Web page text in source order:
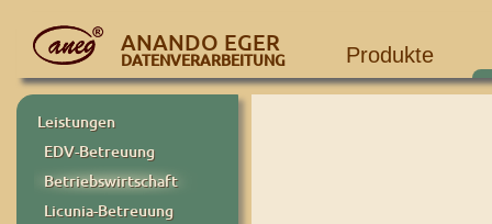
ANANDO EGER
DATENVERARBEITUNG Produkte
Leistungen
EDV-Betreuung
Betriebswirtschaft
Licunia-Betreuung